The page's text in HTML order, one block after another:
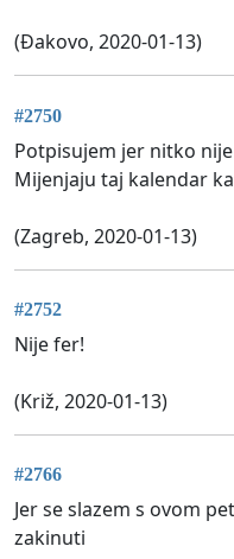
(Đakovo, 2020-01-13)
#2750
Potpisujem jer nitko
Mijenjaju taj kalendar
(Zagreb, 2020-01-13)
#2752
Nije fer!
(Križ, 2020-01-13)
#2766
Jer se slazem s ovom
zakinuti